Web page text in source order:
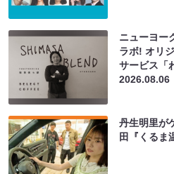
ニューヨー
ラボ! オリ
サービス「
2026.08.06
丹生明里が
田『くるま